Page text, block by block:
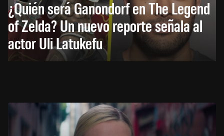
¿Quién será Ganondorf en The Legend
of Zelda? Un nuevo reporte señala al
actor Uli Latukefu